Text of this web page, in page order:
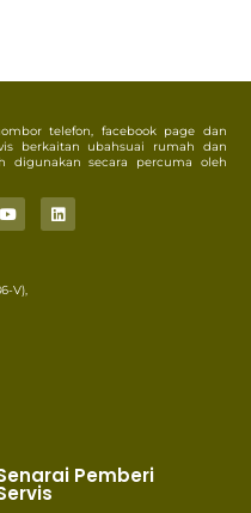
telefon, facebook page dan
berkaitan ubahsuai rumah dan
digunakan secara percuma oleh
V),
Pemberi